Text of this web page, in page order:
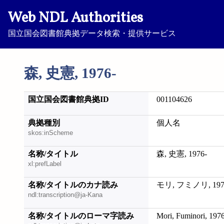
Web NDL Authorities
国立国会図書館典拠データ検索・提供サービス
森, 史憲, 1976-
国立国会図書館典拠ID 001104626
典拠種別
skos:inScheme
個人名
名称/タイトル
xl:prefLabel
森, 史憲, 1976-
名称/タイトルのカナ読み
ndl:transcription@ja-Kana
モリ, フミノリ,
名称/タイトルのローマ字読み Mori, Fuminori,